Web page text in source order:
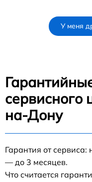
У меня
сервисного
на-Дону
Гарантия от
— до 3 месяцев.
Что считается